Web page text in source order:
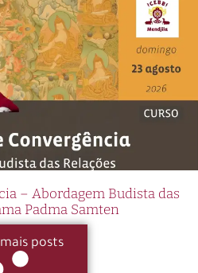
– Abordagem Budista das
Padma Samten
posts